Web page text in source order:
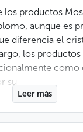
los productos
aunque es
diferencia el
los productos
como
su
utilizado.
Leer más